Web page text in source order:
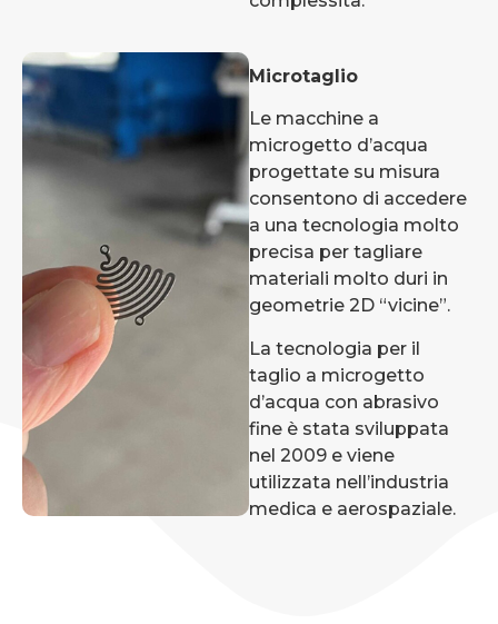
Microtaglio
Le macchine a
microgetto d’acqua
progettate su misura
consentono di accedere
a una tecnologia molto
precisa per tagliare
materiali molto duri in
geometrie 2D “vicine”.
La tecnologia per il
taglio a microgetto
d’acqua con abrasivo
fine è stata sviluppata
nel 2009 e viene
utilizzata nell’industria
medica e aerospaziale.